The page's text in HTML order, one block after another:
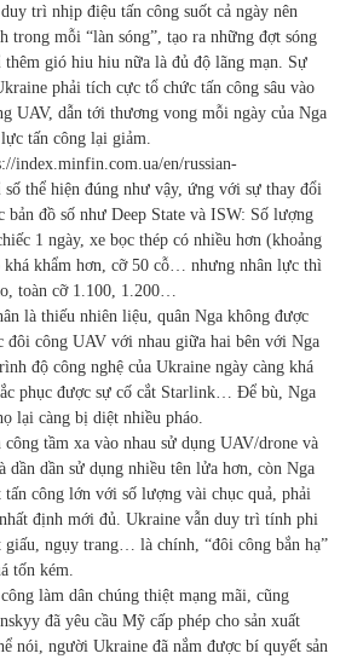
trì nhịp điệu tấn công suốt cả ngày nên
trong mỗi “làn sóng”, tạo ra những đợt sóng
thêm gió hiu hiu nữa là đủ độ lãng mạn. Sự
phải tích cực tổ chức tấn công sâu vào
UAV, dẫn tới thương vong mỗi ngày của Nga
tấn công lại giảm.
index.minfin.com.ua/en/russian-
số thể hiện đúng như vậy, ứng với sự thay đổi
bản đồ số như Deep State và ISW: Số lượng
1 ngày, xe bọc thép có nhiều hơn (khoảng
khá khẩm hơn, cỡ 50 cỗ… nhưng nhân lực thì
toàn cỡ 1.100, 1.200…
là thiếu nhiên liệu, quân Nga không được
công UAV với nhau giữa hai bên với Nga
độ công nghệ của Ukraine ngày càng khá
phục được sự cố cắt Starlink… Để bù, Nga
lại càng bị diệt nhiều pháo.
tầm xa vào nhau sử dụng UAV/drone và
dần dần sử dụng nhiều tên lửa hơn, còn Nga
công lớn với số lượng vài chục quả, phải
định mới đủ. Ukraine vẫn duy trì tính phi
giấu, ngụy trang… là chính, “đôi công bắn hạ”
tốn kém.
làm dân chúng thiệt mạng mãi, cũng
đã yêu cầu Mỹ cấp phép cho sản xuất
nói, người Ukraine đã nắm được bí quyết sản